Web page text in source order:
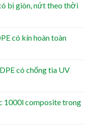
bị giòn, nứt theo thời
có kín hoàn toàn
có chống tia UV
1000l composite trong